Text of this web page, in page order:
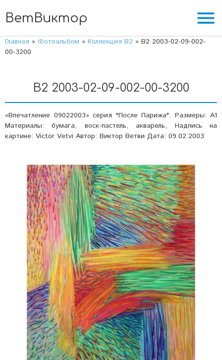
ВетВиктор menu
Главная » Фотоальбом » Коллекция В2 » В2 2003-02-09-002-
00-3200
В2 2003-02-09-002-00-3200
«Впечатление 09022003» серия "После Парижа". Размеры: А1
Материалы: бумага, воск-пастель, акварель, Надпись на
картине: Victor Vetvi Автор: Виктор Ветви Дата: 09.02.2003